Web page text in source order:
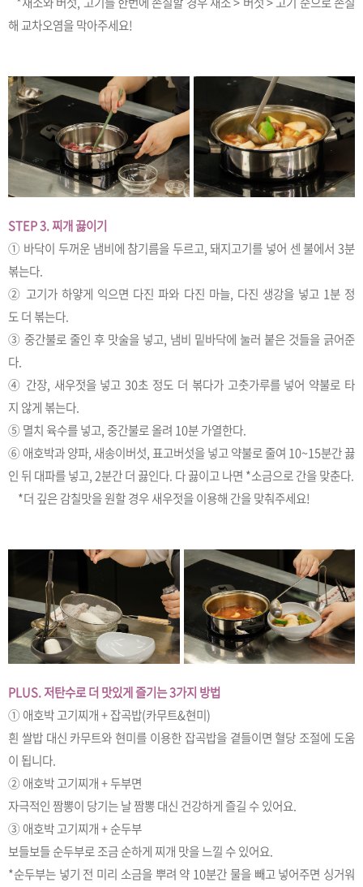
해 교차오염을 막아주세요!
STEP 3. 찌개 끓이기
① 바닥이 두꺼운 냄비에 참기름을 두르고, 돼지고기를 넣어 센 불에서 3분
볶는다.
② 고기가 하얗게 익으면 다진 파와 다진 마늘, 다진 생강을 넣고 1분 정
도 더 볶는다.
③ 중간불로 줄인 후 맛술을 넣고, 냄비 밑바닥에 눌러 붙은 것들을 긁어준
다.
④ 간장, 새우젓을 넣고 30초 정도 더 볶다가 고춧가루를 넣어 약불로 타
지 않게 볶는다.
⑤ 멸치 육수를 넣고, 중간불로 올려 10분 가열한다.
⑥ 애호박과 양파, 새송이버섯, 표고버섯을 넣고 약불로 줄여 10~15분간 끓
인 뒤 대파를 넣고, 2분간 더 끓인다. 다 끓이고 나면 *소금으로 간을 맞춘다.
*더 깊은 감칠맛을 원할 경우 새우젓을 이용해 간을 맞춰주세요!
PLUS. 저탄수로 더 맛있게 즐기는 3가지 방법
① 애호박 고기찌개 + 잡곡밥(카무트&현미)
흰 쌀밥 대신 카무트와 현미를 이용한 잡곡밥을 곁들이면 혈당 조절에 도움
이 됩니다.
② 애호박 고기찌개 + 두부면
자극적인 짬뽕이 당기는 날 짬뽕 대신 건강하게 즐길 수 있어요.
③ 애호박 고기찌개 + 순두부
보들보들 순두부로 조금 순하게 찌개 맛을 느낄 수 있어요.
*순두부는 넣기 전 미리 소금을 뿌려 약 10분간 물을 빼고 넣어주면 싱거워